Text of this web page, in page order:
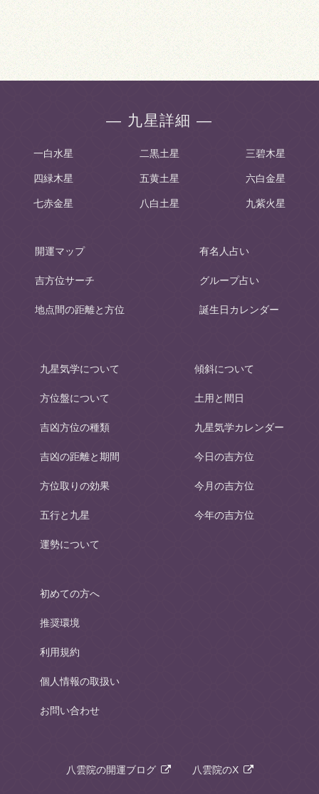
― 九星詳細 ―
一白水星 二黒土星 三碧木星
四緑木星 五黄土星 六白金星
七赤金星 八白土星 九紫火星
開運マップ
吉方位サーチ
地点間の距離と方位
有名人占い
グループ占い
誕生日カレンダー
九星気学について
方位盤について
吉凶方位の種類
吉凶の距離と期間
方位取りの効果
五行と九星
運勢について
傾斜について
土用と間日
九星気学カレンダー
今日の吉方位
今月の吉方位
今年の吉方位
初めての方へ
推奨環境
利用規約
個人情報の取扱い
お問い合わせ
八雲院の開運ブログ 八雲院のX